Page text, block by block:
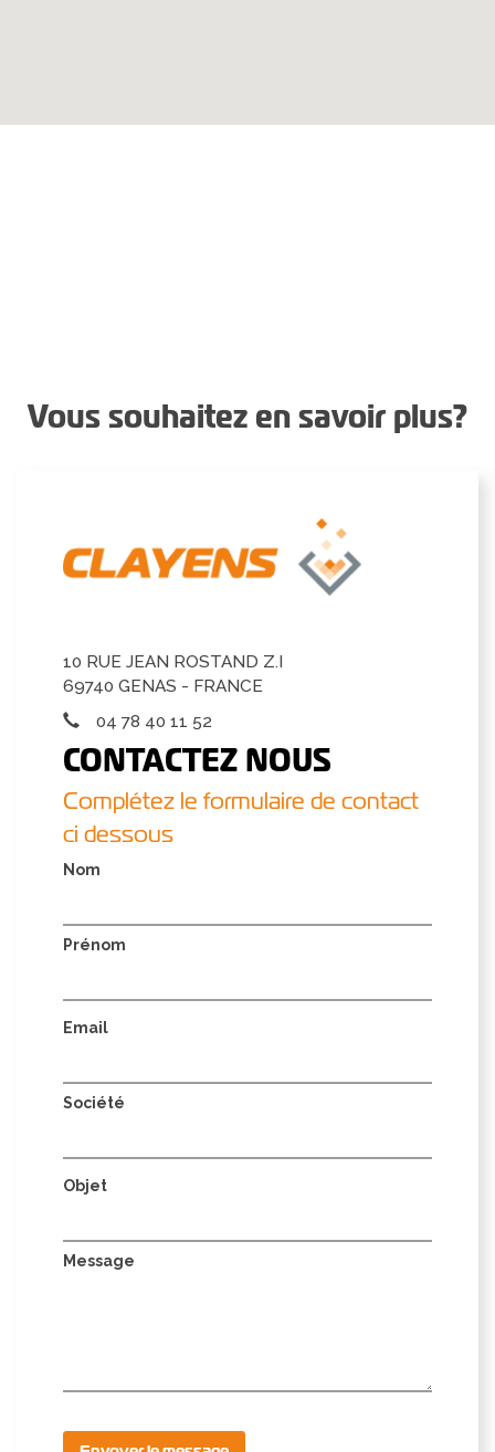
Vous souhaitez en savoir plus?
10 RUE JEAN ROSTAND Z.I
69740 GENAS - FRANCE
04 78 40 11 52
CONTACTEZ NOUS
Complétez le formulaire de contact
ci dessous
Nom
Prénom
Email
Société
Objet
Message